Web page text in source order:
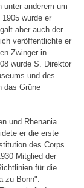
unter anderem um
wurde er
aber auch der
veröffentlichte er
Zwinger in
wurde S. Direktor
und des
das Grüne
und Rhenania
er die erste
des Corps
Mitglied der
für die
zu Bonn".